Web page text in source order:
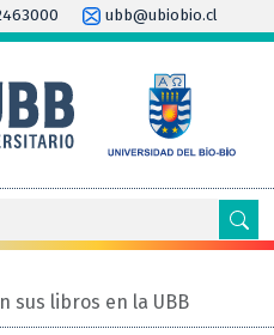
ubb@ubiobio.cl
sus libros en la UBB